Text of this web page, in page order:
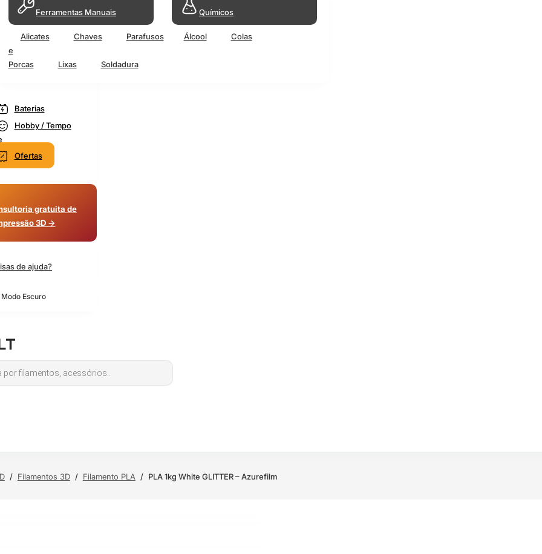
Ferramentas Manuais
Alicates Chaves
Parafusos
e
Porcas
Lixas Soldadura
Químicos
Álcool Colas
Baterias
Hobby / Tempo
Ofertas
gratuita de
3D →
de ajuda?
Escuro
/ Filamentos 3D / Filamento PLA / PLA 1kg White GLITTER – Azurefilm